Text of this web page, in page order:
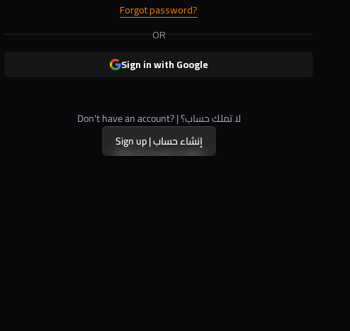
Forgot password?
OR
Sign in with Google
Don't have an account? | لا تملك حساب؟
Sign up | إنشاء حساب
Sign up | إنشاء حساب